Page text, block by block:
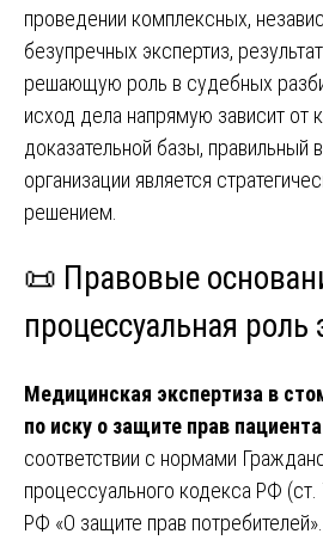
проведении комплексных,
безупречных экспертиз,
решающую роль в судебных
исход дела напрямую зависит от
доказательной базы, правильный
организации является
решением.
📜 Правовые
процессуальная роль
Медицинская экспертиза в
по иску о защите прав пациента
соответствии с нормами
процессуального кодекса РФ
РФ «О защите прав